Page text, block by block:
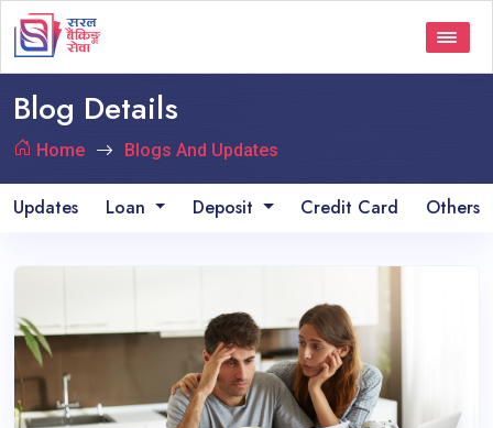
Blog Details
Home Blogs And Updates
Updates Loan Deposit Credit Card Others